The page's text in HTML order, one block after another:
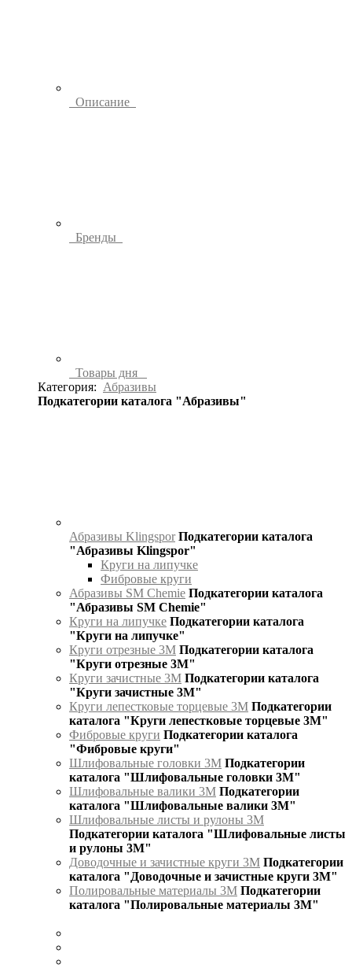
Описание
Бренды
Товары дня
Категория: Абразивы
Подкатегории каталога "Абразивы"
Абразивы Klingspor Подкатегории каталога
"Абразивы Klingspor"
Круги на липучке
Фибровые круги
Абразивы SM Chemie Подкатегории каталога
"Абразивы SM Chemie"
Круги на липучке Подкатегории каталога
"Круги на липучке"
Круги отрезные 3М Подкатегории каталога
"Круги отрезные 3М"
Круги зачистные 3М Подкатегории каталога
"Круги зачистные 3М"
Круги лепестковые торцевые 3М Подкатегории
каталога "Круги лепестковые торцевые 3М"
Фибровые круги Подкатегории каталога
"Фибровые круги"
Шлифовальные головки 3М Подкатегории
каталога "Шлифовальные головки 3М"
Шлифовальные валики 3М Подкатегории
каталога "Шлифовальные валики 3М"
Шлифовальные листы и рулоны 3М
Подкатегории каталога "Шлифовальные листы
и рулоны 3М"
Доводочные и зачистные круги 3М Подкатегории
каталога "Доводочные и зачистные круги 3М"
Полировальные материалы 3М Подкатегории
каталога "Полировальные материалы 3М"